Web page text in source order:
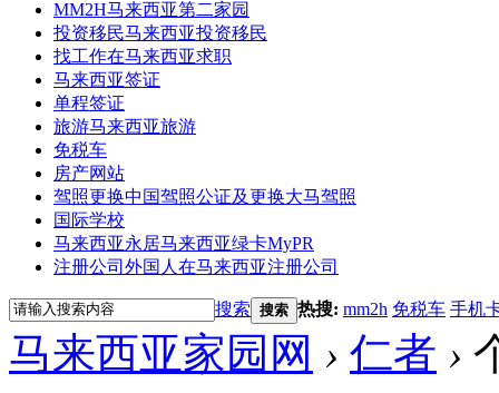
MM2H马来西亚第二家园
投资移民马来西亚投资移民
找工作在马来西亚求职
马来西亚签证
单程签证
旅游马来西亚旅游
免税车
房产网站
驾照更换中国驾照公证及更换大马驾照
国际学校
马来西亚永居马来西亚绿卡MyPR
注册公司 外国人在马来西亚注册公司
搜索 搜索 热搜: mm2h 免税车 手机
马来西亚家园网 › 仁者 ›